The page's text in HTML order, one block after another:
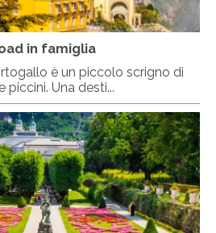
in famiglia
è un piccolo scrigno di
piccini. Una desti...